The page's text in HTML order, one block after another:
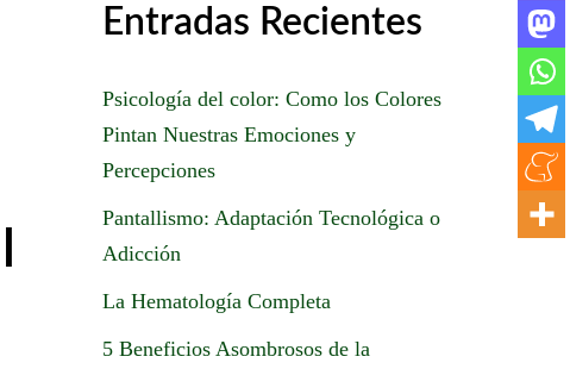
Entradas Recientes
Psicología del color: Como los Colores
Pintan Nuestras Emociones y
Percepciones
Pantallismo: Adaptación Tecnológica o
Adicción
La Hematología Completa
5 Beneficios Asombrosos de la